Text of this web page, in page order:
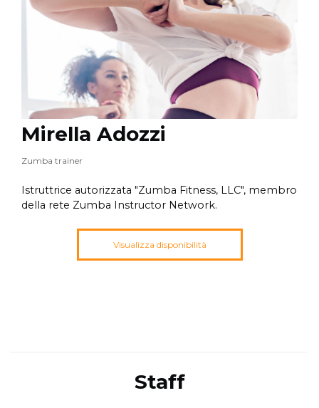
Mirella Adozzi
Zumba trainer
Istruttrice autorizzata "Zumba Fitness, LLC", membro
della rete Zumba Instructor Network.
Visualizza disponibilità
Staff